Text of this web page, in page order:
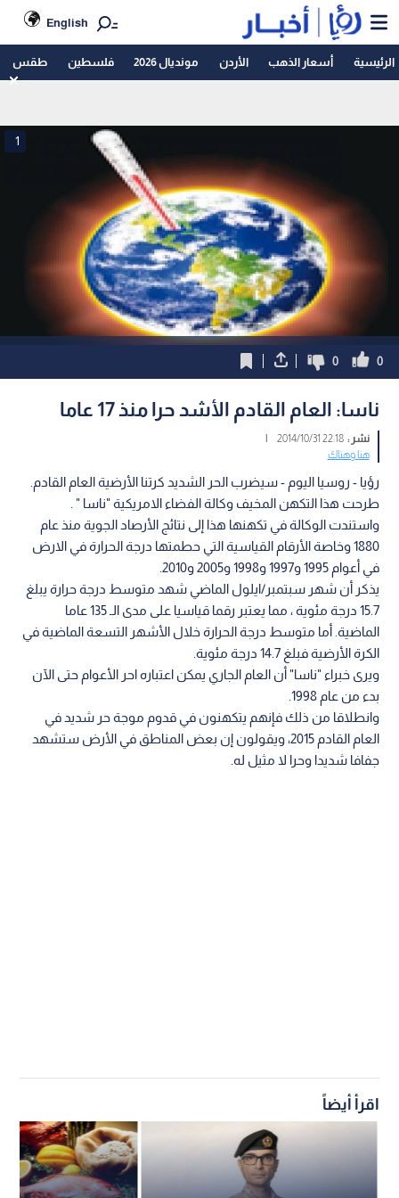
English
الرئيسية أسعار الذهب الأردن مونديال 2026 فلسطين طقس
1
0
0
ناسا: العام القادم الأشد حرا منذ 17 عاما
نشر :22:18 2014/10/31
|
هنا وهناك
رؤيا - روسيا اليوم - سيضرب الحر الشديد كرتنا الأرضية العام القادم.
طرحت هذا التكهن المخيف وكالة الفضاء الامريكية "ناسا " .
واستندت الوكالة في تكهنها هذا إلى نتائج الأرصاد الجوية منذ عام
1880 وخاصة الأرقام القياسية التي حطمتها درجة الحرارة في الارض
في أعوام 1995 و1997 و1998 و2005 و2010.
يذكر أن شهر سبتمبر/ايلول الماضي شهد متوسط درجة حرارة يبلغ
15.7 درجة مئوية ، مما يعتبر رقما قياسيا على مدى الـ 135 عاما
الماضية. أما متوسط درجة الحرارة خلال الأشهر التسعة الماضية في
الكرة الأرضية فبلغ 14.7 درجة مئوية.
ويرى خبراء "ناسا" أن العام الجاري يمكن اعتباره احر الأعوام حتى الآن
بدء من عام 1998.
وانطلاقا من ذلك فإنهم يتكهنون في قدوم موجة حر شديد في
العام القادم 2015، ويقولون إن بعض المناطق في الأرض ستشهد
جفافا شديدا وحرا لا مثيل له.
اقرأ أيضاً